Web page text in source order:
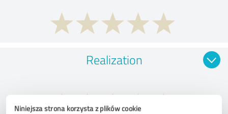
Niniejsza strona korzysta z plików cookie
Realization